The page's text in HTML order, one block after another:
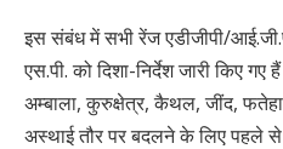
इस संबंध में सभी रेंज एडीजीपी/
एस.पी. को दिशा-निर्देश जारी किए
अम्बाला, कुरुक्षेत्र, कैथल, जींद,
अस्थाई तौर पर बदलने के लिए पहले से